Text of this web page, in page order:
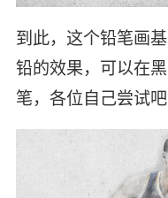
到此，这个铅笔画
铅的效果，可以在
笔，各位自己尝试吧